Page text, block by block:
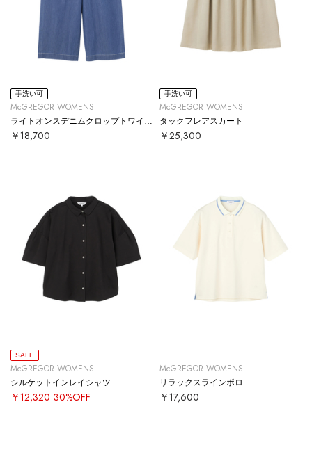
手洗い可
McGREGOR WOMENS
￥18,700
手洗い可
McGREGOR WOMENS
タックフレアスカート
￥25,300
SALE
McGREGOR WOMENS
シルケットインレイシャツ
￥12,320 30%OFF
McGREGOR WOMENS
リラックスラインポロ
￥17,600